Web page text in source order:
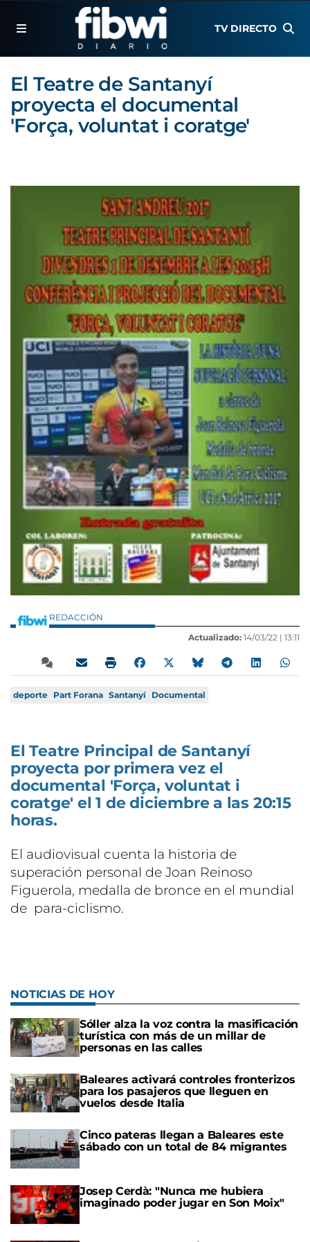
TV DIRECTO
El Teatre de Santanyí
proyecta el documental
'Força, voluntat i coratge'
REDACCIÓN
Actualizado: 14/03/22 | 13:11
deporte Part Forana Santanyí Documental
El Teatre Principal de Santanyí
proyecta por primera vez el
documental 'Força, voluntat i
coratge' el 1 de diciembre a las 20:15
horas.
El audiovisual cuenta la historia de
superación personal de Joan Reinoso
Figuerola, medalla de bronce en el mundial
de para-ciclismo.
NOTICIAS DE HOY
Sóller alza la voz contra la masificación
turística con más de un millar de
personas en las calles
Baleares activará controles fronterizos
para los pasajeros que lleguen en
vuelos desde Italia
Cinco pateras llegan a Baleares este
sábado con un total de 84 migrantes
Josep Cerdà: "Nunca me hubiera
imaginado poder jugar en Son Moix"